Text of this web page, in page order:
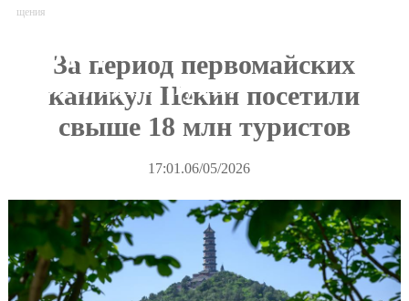
Информационная сеть «Один
пояс, один путь»
щения
За период первомайских
каникул Пекин посетили
свыше 18 млн туристов
17:01.06/05/2026